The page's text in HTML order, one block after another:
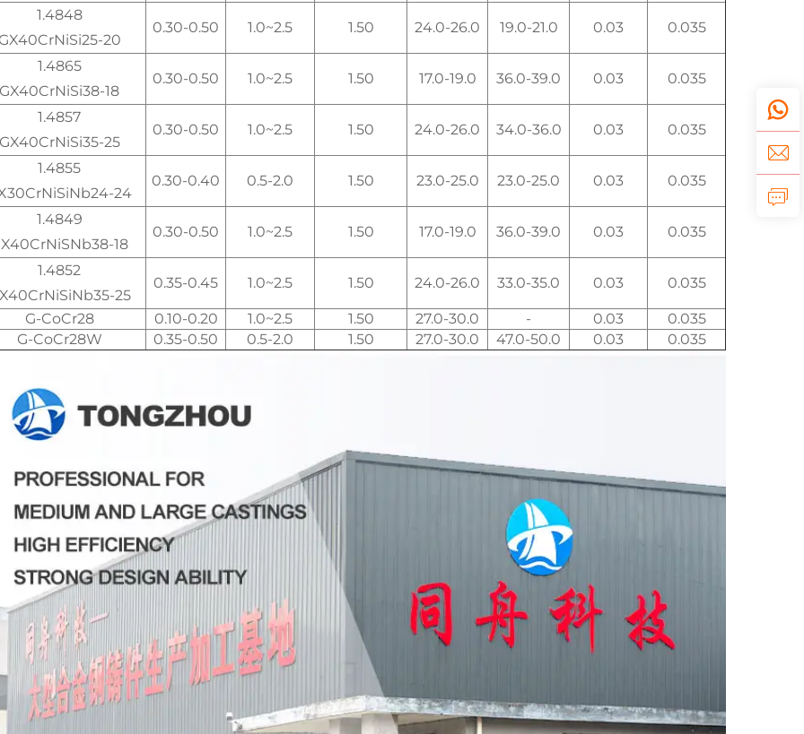
1.4848
GX40CrNiSi25-20
0.30-0.50 1.0~2.5 1.50 24.0-26.0 19.0-21.0 0.03 0.035
1.4865
GX40CrNiSi38-18
0.30-0.50 1.0~2.5 1.50 17.0-19.0 36.0-39.0 0.03 0.035
1.4857
GX40CrNiSi35-25
0.30-0.50 1.0~2.5 1.50 24.0-26.0 34.0-36.0 0.03 0.035
1.4855
24
0.30-0.40 0.5-2.0 1.50 23.0-25.0 23.0-25.0 0.03 0.035
1.4849
18
0.30-0.50 1.0~2.5 1.50 17.0-19.0 36.0-39.0 0.03 0.035
1.4852
25
0.35-0.45 1.0~2.5 1.50 24.0-26.0 33.0-35.0 0.03 0.035
G-CoCr28 0.10-0.20 1.0~2.5 1.50 27.0-30.0 - 0.03
0.035
G-CoCr28W
0.35-0.50 0.5-2.0 1.50 27.0-30.0 47.0-50.0 0.03 0.035